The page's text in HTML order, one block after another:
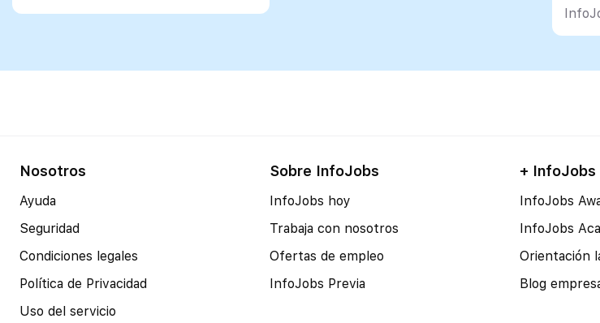
Nosotros
Ayuda
Seguridad
Condiciones legales
Política de Privacidad
Uso del servicio
Sobre InfoJobs
InfoJobs hoy
Trabaja con nosotros
Ofertas de empleo
InfoJobs Previa
+ InfoJobs
InfoJobs
InfoJobs
Orientación
Blog